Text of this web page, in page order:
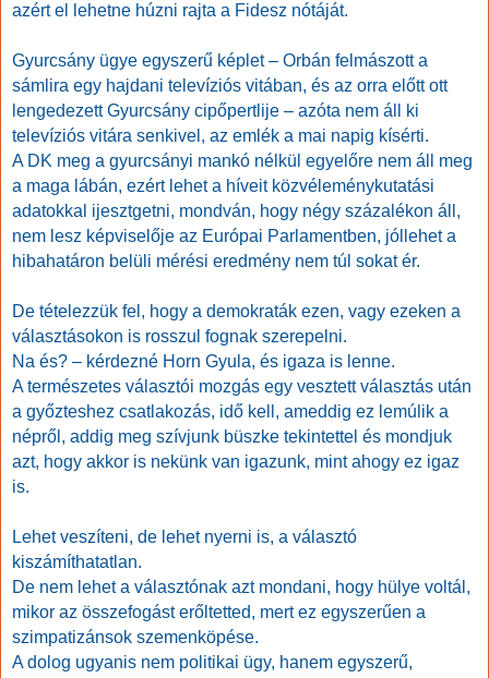
azért el lehetne húzni rajta a Fidesz nótáját.
Gyurcsány ügye egyszerű képlet – Orbán felmászott a
sámlira egy hajdani televíziós vitában, és az orra előtt ott
lengedezett Gyurcsány cipőpertlije – azóta nem áll ki
televíziós vitára senkivel, az emlék a mai napig kísérti.
A DK meg a gyurcsányi mankó nélkül egyelőre nem áll meg
a maga lábán, ezért lehet a híveit közvéleménykutatási
adatokkal ijesztgetni, mondván, hogy négy százalékon áll,
nem lesz képviselője az Európai Parlamentben, jóllehet a
hibahatáron belüli mérési eredmény nem túl sokat ér.
De tételezzük fel, hogy a demokraták ezen, vagy ezeken a
választásokon is rosszul fognak szerepelni.
Na és? – kérdezné Horn Gyula, és igaza is lenne.
A természetes választói mozgás egy vesztett választás után
a győzteshez csatlakozás, idő kell, ameddig ez lemúlik a
népről, addig meg szívjunk büszke tekintettel és mondjuk
azt, hogy akkor is nekünk van igazunk, mint ahogy ez igaz
is.
Lehet veszíteni, de lehet nyerni is, a választó
kiszámíthatatlan.
De nem lehet a választónak azt mondani, hogy hülye voltál,
mikor az összefogást erőltetted, mert ez egyszerűen a
szimpatizánsok szemenköpése.
A dolog ugyanis nem politikai ügy, hanem egyszerű,